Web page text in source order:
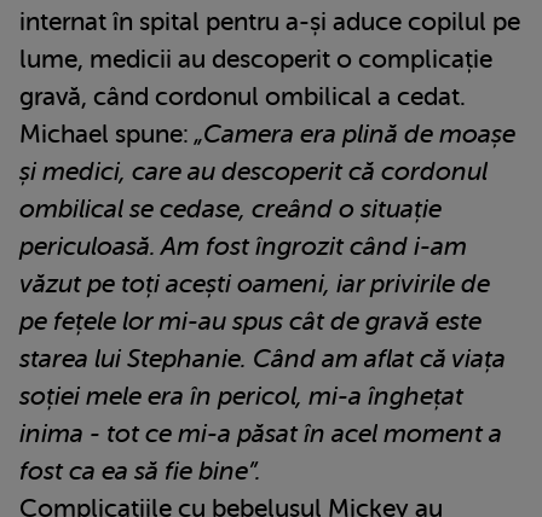
internat în spital pentru a-și aduce copilul pe
lume, medicii au descoperit o complicație
gravă, când cordonul ombilical a cedat.
Michael spune: „Camera era plină de moașe
și medici, care au descoperit că cordonul
ombilical se cedase, creând o situație
periculoasă. Am fost îngrozit când i-am
văzut pe toți acești oameni, iar privirile de
pe fețele lor mi-au spus cât de gravă este
starea lui Stephanie. Când am aflat că viața
soției mele era în pericol, mi-a înghețat
inima - tot ce mi-a păsat în acel moment a
fost ca ea să fie bine”.
Complicațiile cu bebelușul Mickey au